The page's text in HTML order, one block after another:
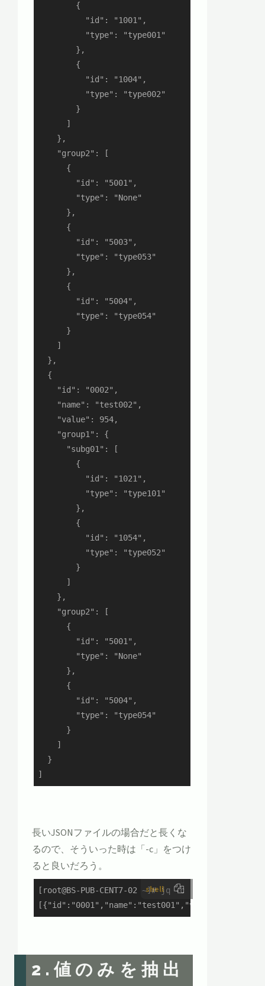
        {
          "id": "1001",
          "type": "type001"
        },
        {
          "id": "1004",
          "type": "type002"
        }
      ]
    },
    "group2": [
      {
        "id": "5001",
        "type": "None"
      },
      {
        "id": "5003",
        "type": "type053"
      },
      {
        "id": "5004",
        "type": "type054"
      }
    ]
  },
  {
    "id": "0002",
    "name": "test002",
    "value": 954,
    "group1": {
      "subg01": [
        {
          "id": "1021",
          "type": "type101"
        },
        {
          "id": "1054",
          "type": "type052"
        }
      ]
    },
    "group2": [
      {
        "id": "5001",
        "type": "None"
      },
      {
        "id": "5004",
        "type": "type054"
      }
    ]
  }
]
長いJSONファイルの場合だと長くな
るので、そういった時は「-c」をつけ
ると良いだろう。
shell
[root@BS-PUB-CENT7-02 ~]# jq -c . /tmp/
2.値のみを抽出